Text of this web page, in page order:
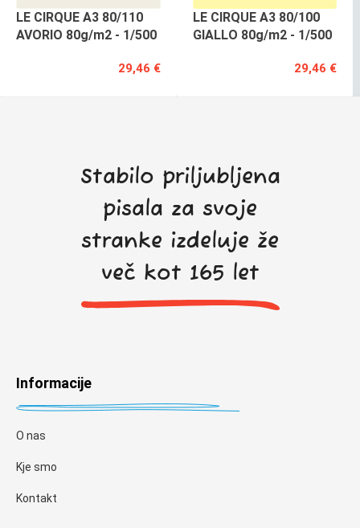
LE CIRQUE A3 80/110
AVORIO 80g/m2 - 1/500
29,46 €
LE CIRQUE A3 80/100
GIALLO 80g/m2 - 1/500
29,46 €
Stabilo priljubljena
pisala za svoje
stranke izdeluje že
več kot 165 let
Informacije
O nas
Kje smo
Kontakt